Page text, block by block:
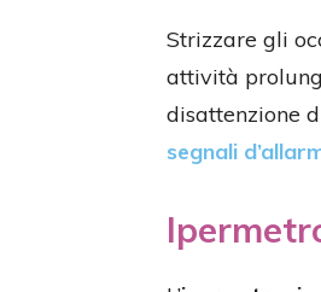
Strizzare gli
attività
disattenzione
segnali